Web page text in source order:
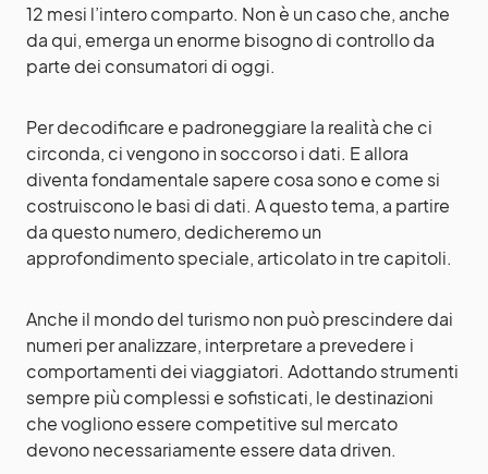
12 mesi l’intero comparto. Non è un caso che, anche
da qui, emerga un enorme bisogno di controllo da
parte dei consumatori di oggi.
Per decodificare e padroneggiare la realità che ci
circonda, ci vengono in soccorso i dati. E allora
diventa fondamentale sapere cosa sono e come si
costruiscono le basi di dati. A questo tema, a partire
da questo numero, dedicheremo un
approfondimento speciale, articolato in tre capitoli.
Anche il mondo del turismo non può prescindere dai
numeri per analizzare, interpretare a prevedere i
comportamenti dei viaggiatori. Adottando strumenti
sempre più complessi e sofisticati, le destinazioni
che vogliono essere competitive sul mercato
devono necessariamente essere data driven.